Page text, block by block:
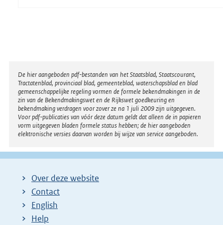
Disclaimer
De hier aangeboden pdf-bestanden van het Staatsblad, Staatscourant,
Tractatenblad, provinciaal blad, gemeenteblad, waterschapsblad en blad
gemeenschappelijke regeling vormen de formele bekendmakingen in de
zin van de Bekendmakingswet en de Rijkswet goedkeuring en
bekendmaking verdragen voor zover ze na 1 juli 2009 zijn uitgegeven.
Voor pdf-publicaties van vóór deze datum geldt dat alleen de in papieren
vorm uitgegeven bladen formele status hebben; de hier aangeboden
elektronische versies daarvan worden bij wijze van service aangeboden.
Over deze website
Contact
English
Help